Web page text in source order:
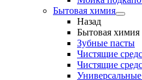
Бытовая химия
Назад
Бытовая химия
Зубные пасты
Чистящие
Чистящие